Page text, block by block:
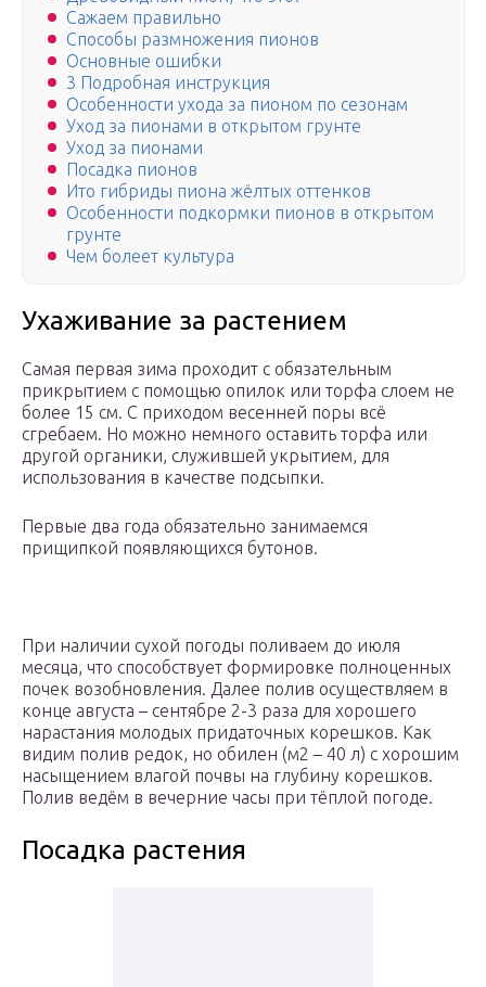
Сажаем правильно
Способы размножения пионов
Основные ошибки
3 Подробная инструкция
Особенности ухода за пионом по сезонам
Уход за пионами в открытом грунте
Уход за пионами
Посадка пионов
Ито гибриды пиона жёлтых оттенков
Особенности подкормки пионов в открытом
грунте
Чем болеет культура
Ухаживание за растением
Самая первая зима проходит с обязательным
прикрытием с помощью опилок или торфа слоем не
более 15 см. С приходом весенней поры всё
сгребаем. Но можно немного оставить торфа или
другой органики, служившей укрытием, для
использования в качестве подсыпки.
Первые два года обязательно занимаемся
прищипкой появляющихся бутонов.
При наличии сухой погоды поливаем до июля
месяца, что способствует формировке полноценных
почек возобновления. Далее полив осуществляем в
конце августа – сентябре 2-3 раза для хорошего
нарастания молодых придаточных корешков. Как
видим полив редок, но обилен (м2 – 40 л) с хорошим
насыщением влагой почвы на глубину корешков.
Полив ведём в вечерние часы при тёплой погоде.
Посадка растения